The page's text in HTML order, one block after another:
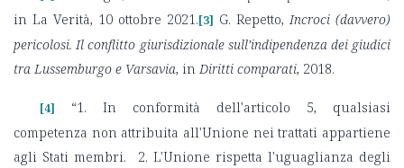
in La Verità, 10 ottobre 2021.[3] G. Repetto, Incroci (davvero)
pericolosi. Il conflitto giurisdizionale sull’indipendenza dei giudici
tra Lussemburgo e Varsavia, in Diritti comparati, 2018.
[4] “1. In conformità dell'articolo 5, qualsiasi
competenza non attribuita all'Unione nei trattati appar­tiene
agli Stati membri.
2. L'Unione rispetta l'uguaglianza degli